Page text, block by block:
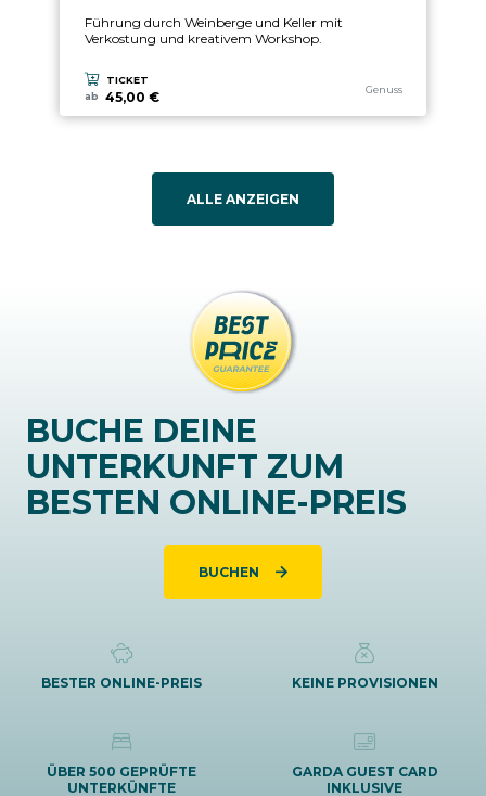
Führung durch Weinberge und Keller mit
Verkostung und kreativem Workshop.
TICKET
ab
45,00 € Genuss
ALLE ANZEIGEN
BUCHE DEINE
UNTERKUNFT ZUM
BESTEN ONLINE-PREIS
BUCHEN
BESTER ONLINE-PREIS KEINE PROVISIONEN
ÜBER 500 GEPRÜFTE
UNTERKÜNFTE
GARDA GUEST CARD
INKLUSIVE